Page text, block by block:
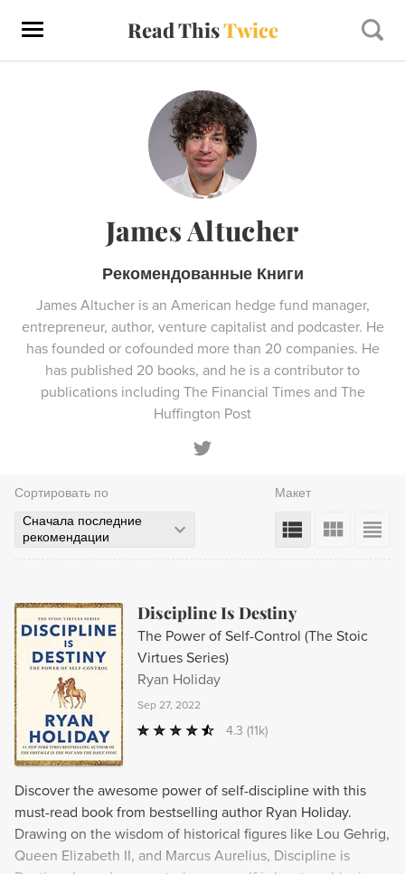
Read ThisTwice
James Altucher
Рекомендованные Книги
James Altucher is an American hedge fund manager,
entrepreneur, author, venture capitalist and podcaster. He
has founded or cofounded more than 20 companies. He
has published 20 books, and he is a contributor to
publications including The Financial Times and The
Huffington Post
Сортировать по
Сначала последние
рекомендации
Макет
Discipline Is Destiny
The Power of Self-Control (The Stoic
Virtues Series)
Ryan Holiday
Sep 27, 2022
4.3 (11k)
Discover the awesome power of self-discipline with this
must-read book from bestselling author Ryan Holiday.
Drawing on the wisdom of historical figures like Lou Gehrig,
Queen Elizabeth II, and Marcus Aurelius, Discipline is